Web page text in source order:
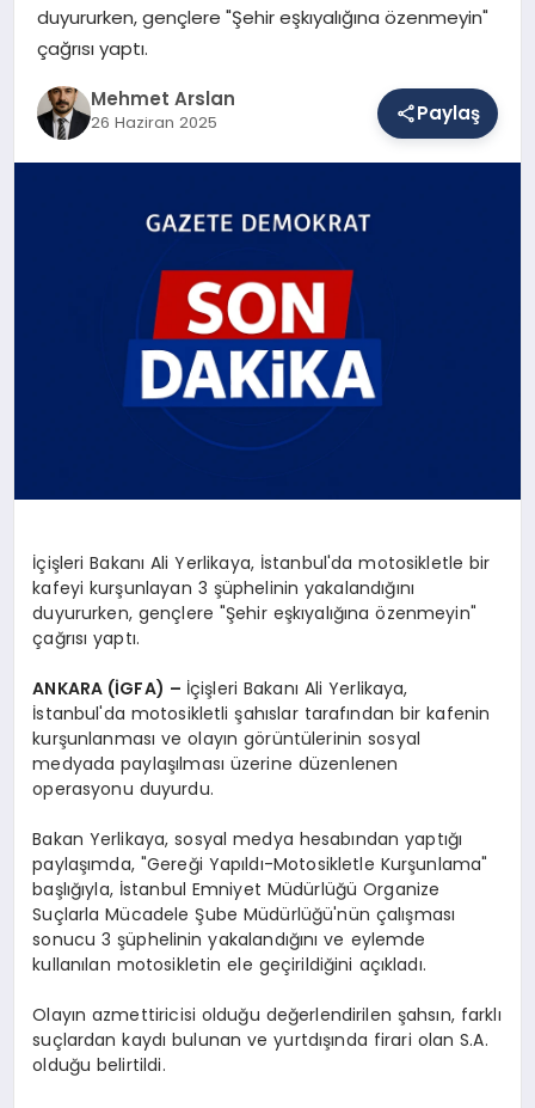
SAĞLIK
EĞITIM
duyururken, gençlere "Şehir eşkıyalığına özenmeyin"
çağrısı yaptı.
Mehmet Arslan
26 Haziran 2025 Paylaş
İçişleri Bakanı Ali Yerlikaya, İstanbul'da motosikletle bir
kafeyi kurşunlayan 3 şüphelinin yakalandığını
duyururken, gençlere "Şehir eşkıyalığına özenmeyin"
çağrısı yaptı.
ANKARA (İGFA) – İçişleri Bakanı Ali Yerlikaya,
İstanbul'da motosikletli şahıslar tarafından bir kafenin
kurşunlanması ve olayın görüntülerinin sosyal
medyada paylaşılması üzerine düzenlenen
operasyonu duyurdu.
Bakan Yerlikaya, sosyal medya hesabından yaptığı
paylaşımda, "Gereği Yapıldı-Motosikletle Kurşunlama"
başlığıyla, İstanbul Emniyet Müdürlüğü Organize
Suçlarla Mücadele Şube Müdürlüğü'nün çalışması
sonucu 3 şüphelinin yakalandığını ve eylemde
kullanılan motosikletin ele geçirildiğini açıkladı.
Olayın azmettiricisi olduğu değerlendirilen şahsın, farklı
suçlardan kaydı bulunan ve yurtdışında firari olan S.A.
olduğu belirtildi.